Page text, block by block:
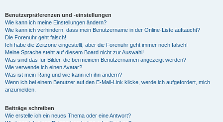
Benutzerpräferenzen und -einstellungen
Wie kann ich meine Einstellungen ändern?
Wie kann ich verhindern, dass mein Benutzername in der Online-Liste auftaucht?
Die Forenuhr geht falsch!
Ich habe die Zeitzone eingestellt, aber die Forenuhr geht immer noch falsch!
Meine Sprache steht auf diesem Board nicht zur Auswahl!
Was sind das für Bilder, die bei meinem Benutzernamen angezeigt werden?
Wie verwende ich einen Avatar?
Was ist mein Rang und wie kann ich ihn ändern?
Wenn ich bei einem Benutzer auf den E-Mail-Link klicke, werde ich aufgefordert, mich
anzumelden.
Beiträge schreiben
Wie erstelle ich ein neues Thema oder eine Antwort?